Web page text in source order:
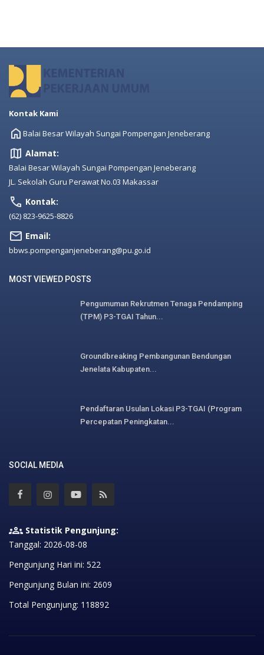
Kontak Kami
Balai Besar Wilayah Sungai Pompengan Jeneberang
Alamat:
Balai Besar Wilayah Sungai Pompengan Jeneberang
JL. Sekolah Guru Perawat No.03 Makassar
Kontak:
(62) 823-9625-8826
Email:
bbws.pompenganjeneberang@pu.go.id
MOST VIEWED POSTS
Pengumuman Rekrutmen Tenaga Pendamping
(TPM) P3-TGAI Tahun...
Groundbreaking Pembangunan Bendungan
Jenelata Kabupaten...
Pendaftaran Usulan Lokasi P3-TGAI (Program
Percepatan Peningkatan...
SOCIAL MEDIA
Statistik Pengunjung:
Tanggal: 2026-08-08
Pengunjung Hari ini: 522
Pengunjung Bulan ini: 2609
Total Pengunjung: 118892